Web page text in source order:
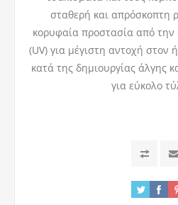
σταθερή και απρόσκοπτη
κορυφαία προστασία από την
(UV) για μέγιστη αντοχή στον
κατά της δημιουργίας άλγης
για εύκολο